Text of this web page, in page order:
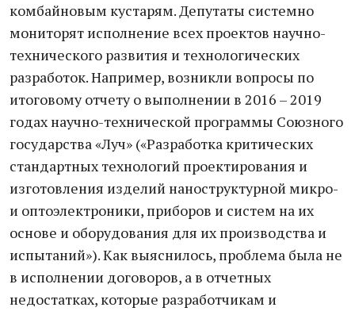
комбайновым кустарям. Депутаты системно
мониторят исполнение всех проектов научно-
технического развития и технологических
разработок. Например, возникли вопросы по
итоговому отчету о выполнении в 2016 – 2019
годах научно-технической программы Союзного
государства «Луч» («Разработка критических
стандартных технологий проектирования и
изготовления изделий наноструктурной микро-
и оптоэлектроники, приборов и систем на их
основе и оборудования для их производства и
испытаний»). Как выяснилось, проблема была не
в исполнении договоров, а в отчетных
недостатках, которые разработчикам и